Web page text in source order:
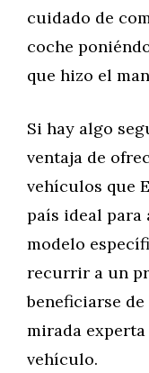
cuidado de
coche
que hizo el
Si hay algo
ventaja de
vehículos que
país ideal para
modelo
recurrir a un
beneficiarse
mirada
vehículo.